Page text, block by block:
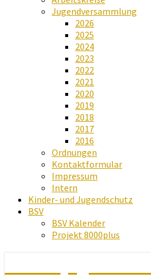
Jugendversammlung
2026
2025
2024
2023
2022
2021
2020
2019
2018
2017
2016
Ordnungen
Kontaktformular
Impressum
Intern
Kinder- und Jugendschutz
BSV
BSV Kalender
Projekt 8000plus